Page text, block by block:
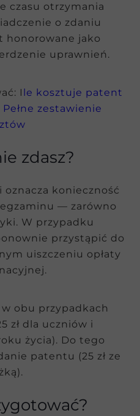
czasu otrzymania
o zdaniu
honorowane jako
uprawnień.
I le kosztuje patent
zestawienie
zdasz?
konieczność
— zarówno
W przypadku
przystąpić do
uiszczeniu opłaty
w obu przypadkach
zł dla uczniów i
życia). Do tego
patentu (25 zł ze